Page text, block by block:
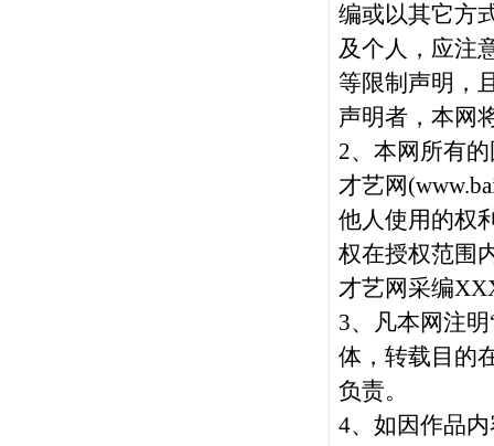
编或以其它方
及个人，应注
等限制声明，
声明者，本网
2、本网所有
才艺网(
他人使用的权
权在授权范围
才艺网采编
3、凡本网注
体，转载目的
负责。
4、如因作品